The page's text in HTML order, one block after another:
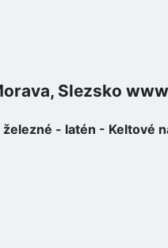
Slezsko
- latén - Keltové